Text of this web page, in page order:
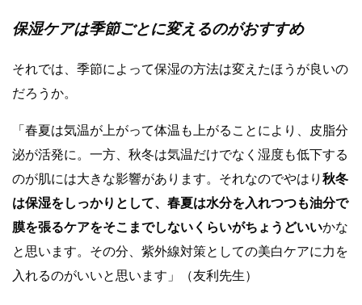
保湿ケアは季節ごとに変えるのがおすすめ
それでは、季節によって保湿の方法は変えたほうが良いの
だろうか。
「春夏は気温が上がって体温も上がることにより、皮脂分
泌が活発に。一方、秋冬は気温だけでなく湿度も低下する
のが肌には大きな影響があります。それなのでやはり 秋冬
は保湿をしっかりとして、春夏は水分を入れつつも油分で
膜を張るケアをそこまでしないくらいがちょうどいいかな
と思います。その分、紫外線対策としての美白ケアに力を
入れるのがいいと思います」（友利先生）